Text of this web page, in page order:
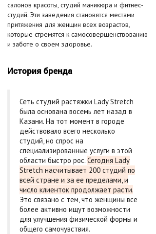
салонов красоты, студий маникюра и фитнес-
студий. Эти заведения становятся местами
притяжения для женщин всех возрастов,
которые стремятся к самосовершенствованию
и заботе о своем здоровье.
История бренда
Сеть студий растяжки Lady Stretch
была основана восемь лет назад в
Казани. На тот момент в городе
действовало всего несколько
студий, но спрос на
специализированные услуги в этой
области быстро рос. Сегодня Lady
Stretch насчитывает 200 студий по
всей стране и за ее пределами, и
число клиенток продолжает расти.
Это связано с тем, что женщины все
более активно ищут возможности
для улучшения физической формы и
общего самочувствия.